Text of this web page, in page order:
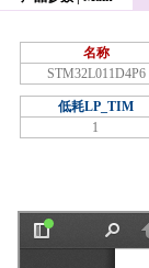
名称
STM32L011D4P6
低耗LP_TIM
1